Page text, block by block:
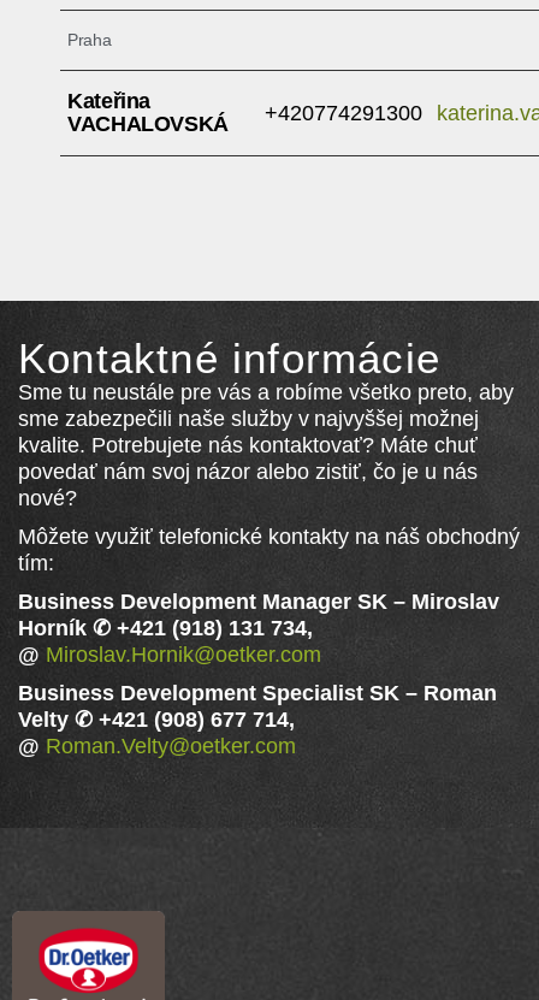
Praha
Kateřina
VACHALOVSKÁ
+420774291300
Kontaktné informácie
Sme tu neustále pre vás a robíme všetko preto, aby
sme zabezpečili naše služby v najvyššej možnej
kvalite. Potrebujete nás kontaktovať? Máte chuť
povedať nám svoj názor alebo zistiť, čo je u nás
nové?
Môžete využiť telefonické kontakty na náš obchodný
tím:
Business Development Manager SK – Miroslav
Horník ✆ +421 (918) 131 734,
@ Miroslav.Hornik@oetker.com
Business Development Specialist SK – Roman
Velty ✆ +421 (908) 677 714,
@ Roman.Velty@oetker.com